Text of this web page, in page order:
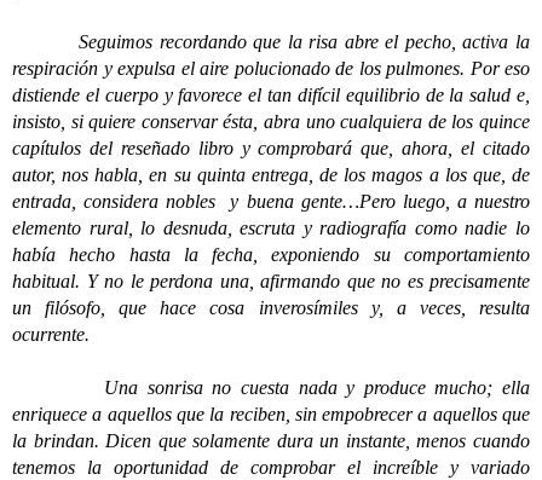
Seguimos recordando que la risa abre el pecho, activa la
respiración y expulsa el aire polucionado de los pulmones. Por eso
distiende el cuerpo y favorece el tan difícil equilibrio de la salud e,
insisto, si quiere conservar ésta, abra uno cualquiera de los quince
capítulos del reseñado libro y comprobará que, ahora, el citado
autor, nos habla, en su quinta entrega, de los magos a los que, de
entrada, considera nobles y buena gente…Pero luego, a nuestro
elemento rural, lo desnuda, escruta y radiografía como nadie lo
había hecho hasta la fecha, exponiendo su comportamiento
habitual. Y no le perdona una, afirmando que no es precisamente
un filósofo, que hace cosa inverosímiles y, a veces, resulta
ocurrente.
Una sonrisa no cuesta nada y produce mucho; ella
enriquece a aquellos que la reciben, sin empobrecer a aquellos que
la brindan. Dicen que solamente dura un instante, menos cuando
tenemos la oportunidad de comprobar el increíble y variado